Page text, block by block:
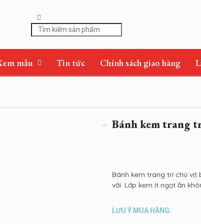
mẫu Tin tức Chính sách giao hàng
Bánh kem trang
Bánh kem trang trí chú vịt
vời. Lớp kem ít ngọt ăn
LƯU Ý MUA HÀNG: